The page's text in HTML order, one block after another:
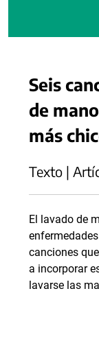
Seis
de
más
Texto |
El lavado de
canciones
a incorporar
lavarse las